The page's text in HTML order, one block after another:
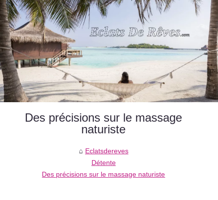
Des précisions sur le massage
naturiste
Eclatsdereves
Détente
Des précisions sur le massage naturiste